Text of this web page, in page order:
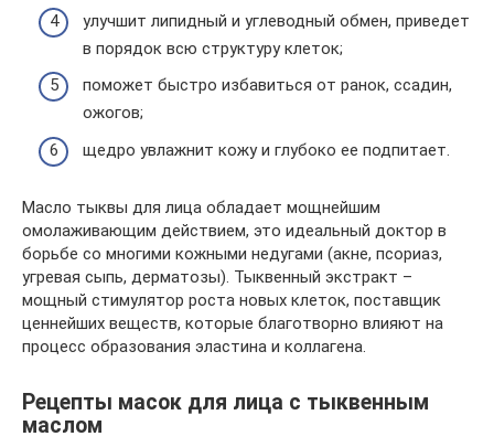
улучшит липидный и углеводный обмен, приведет
в порядок всю структуру клеток;
поможет быстро избавиться от ранок, ссадин,
ожогов;
щедро увлажнит кожу и глубоко ее подпитает.
Масло тыквы для лица обладает мощнейшим
омолаживающим действием, это идеальный доктор в
борьбе со многими кожными недугами (акне, псориаз,
угревая сыпь, дерматозы). Тыквенный экстракт –
мощный стимулятор роста новых клеток, поставщик
ценнейших веществ, которые благотворно влияют на
процесс образования эластина и коллагена.
Рецепты масок для лица с тыквенным
маслом